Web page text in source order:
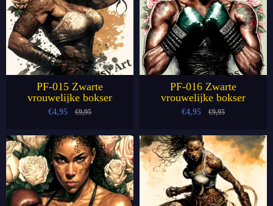
PF-015 Zwarte
vrouwelijke bokser
€4,95 €9,95
PF-016 Zwarte
vrouwelijke bokser
€4,95 €9,95